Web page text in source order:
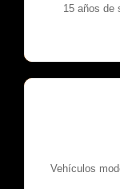
15 años de
Vehículos